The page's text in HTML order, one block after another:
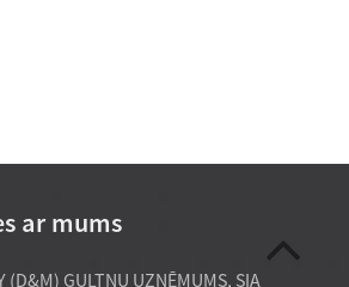
ar mums
(D&M) GULTŅU UZŅĒMUMS, SIA
2026. gada 21. jūlijs